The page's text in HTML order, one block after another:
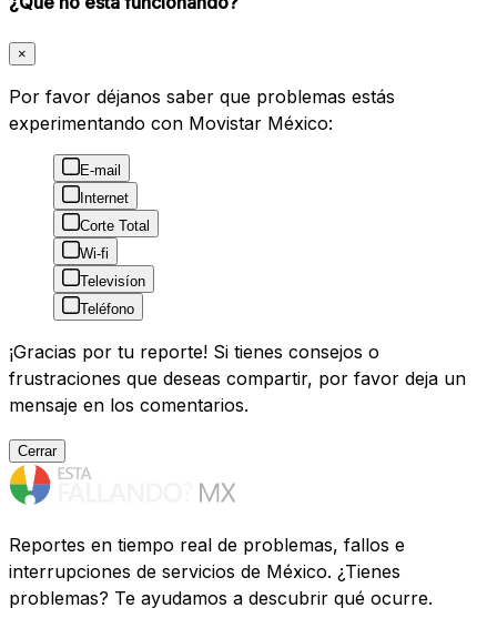
×
Por favor déjanos saber que problemas estás
experimentando con Movistar México:
E-mail
Internet
Corte Total
Wi-fi
Televisíon
Teléfono
¡Gracias por tu reporte! Si tienes consejos o
frustraciones que deseas compartir, por favor deja un
mensaje en los comentarios.
Cerrar
Reportes en tiempo real de problemas, fallos e
interrupciones de servicios de México. ¿Tienes
problemas? Te ayudamos a descubrir qué ocurre.